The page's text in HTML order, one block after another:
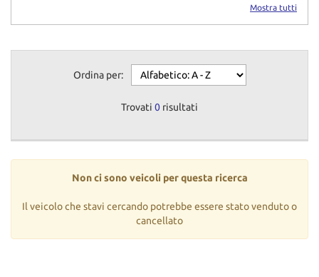
Mostra tutti
Ordina per:
Trovati 0 risultati
Non ci sono veicoli per questa ricerca
Il veicolo che stavi cercando potrebbe essere stato venduto o
cancellato